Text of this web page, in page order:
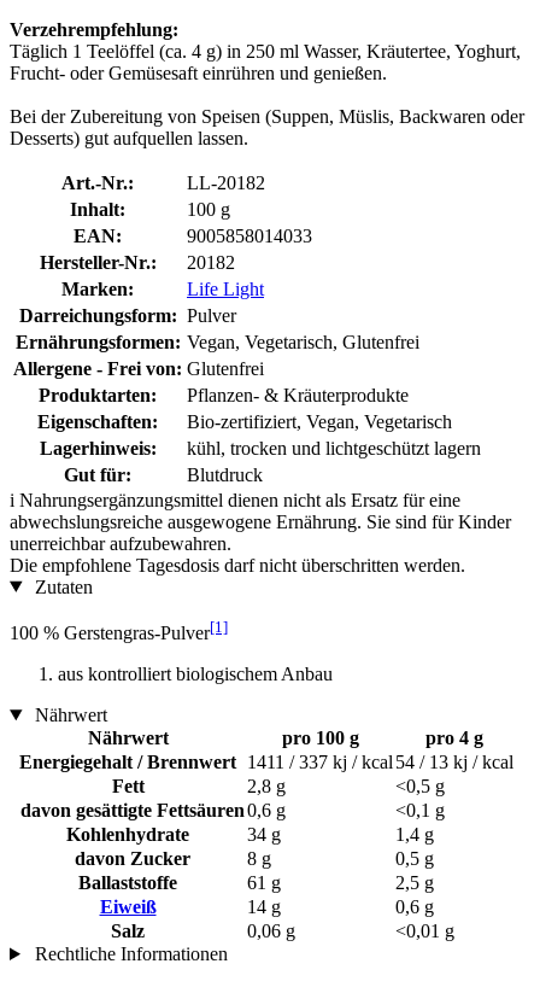
Verzehrempfehlung:
Täglich 1 Teelöffel (ca. 4 g) in 250 ml Wasser, Kräutertee, Yoghurt,
Frucht- oder Gemüsesaft einrühren und genießen.
Bei der Zubereitung von Speisen (Suppen, Müslis, Backwaren oder
Desserts) gut aufquellen lassen.
Art.-Nr.:
LL-20182
Inhalt:
100 g
EAN:
9005858014033
Hersteller-Nr.:
20182
Marken:
Life Light
Darreichungsform: Pulver
Ernährungsformen: Vegan, Vegetarisch, Glutenfrei
Allergene - Frei von: Glutenfrei
Produktarten:
Pflanzen- & Kräuterprodukte
Eigenschaften:
Bio-zertifiziert, Vegan, Vegetarisch
Lagerhinweis:
kühl, trocken und lichtgeschützt lagern
Gut für:
Blutdruck
i Nahrungsergänzungsmittel dienen nicht als Ersatz für eine
abwechslungsreiche ausgewogene Ernährung. Sie sind für Kinder
unerreichbar aufzubewahren.
Die empfohlene Tagesdosis darf nicht überschritten werden.
Zutaten
100 % Gerstengras-Pulver[1]
aus kontrolliert biologischem Anbau
Nährwert
Nährwert
pro 100 g
pro 4 g
Energiegehalt / Brennwert 1411 / 337 kj / kcal 54 / 13 kj / kcal
Fett
2,8 g
<0,5 g
davon gesättigte Fettsäuren0,6 g
<0,1 g
Kohlenhydrate
34 g
1,4 g
davon Zucker
8 g
0,5 g
Ballaststoffe
61 g
2,5 g
Eiweiß
14 g
0,6 g
Salz
0,06 g
<0,01 g
Rechtliche Informationen